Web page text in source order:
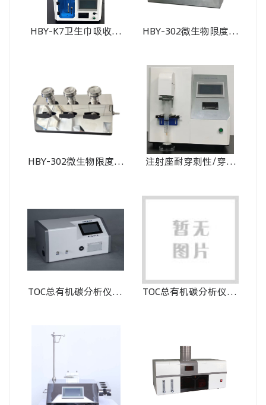
HBY-K7卫生巾吸收速
HBY-302微生物限度检
HBY-302微生物限度检
注射座耐穿刺性/穿刺
TOC总有机碳分析仪 在
TOC总有机碳分析仪 离